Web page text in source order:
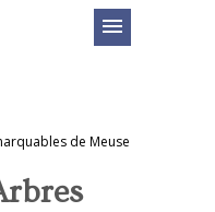
menu
de Meuse